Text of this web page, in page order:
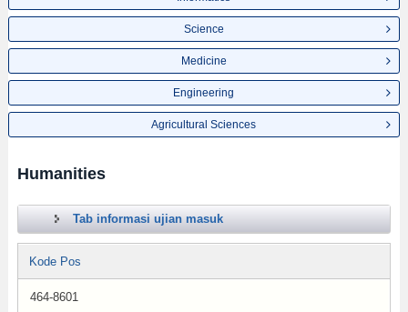
Science
Medicine
Engineering
Agricultural Sciences
Humanities
Tab informasi ujian masuk
Kode Pos
464-8601